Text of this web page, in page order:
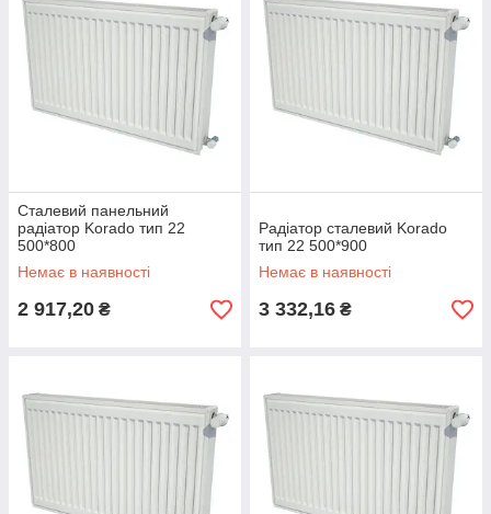
Сталевий панельний
радіатор Korado тип 22
500*800
Немає в наявності
2 917,20 ₴
Радіатор сталевий Korado
тип 22 500*900
Немає в наявності
3 332,16 ₴